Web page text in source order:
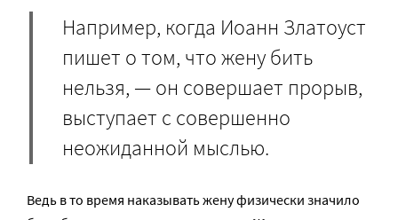
Например, когда Иоанн Златоуст
пишет о том, что жену бить
нельзя, — он совершает прорыв,
выступает с совершенно
неожиданной мыслью.
Ведь в то время наказывать жену физически значило